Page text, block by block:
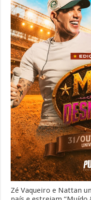
Zé Vaqueiro e Nattan